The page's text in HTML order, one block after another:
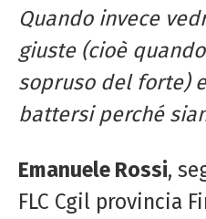
Quando invece
giuste (cioè
sopruso del forte)
battersi perché
Emanuele Rossi,
FLC Cgil provincia